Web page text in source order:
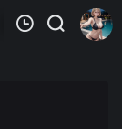
火辣美图 今日